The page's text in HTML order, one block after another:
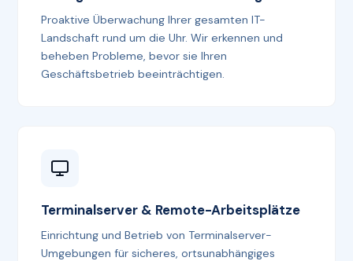
Proaktive Überwachung Ihrer gesamten IT-
Landschaft rund um die Uhr. Wir erkennen und
beheben Probleme, bevor sie Ihren
Geschäftsbetrieb beeinträchtigen.
Terminalserver & Remote-Arbeitsplätze
Einrichtung und Betrieb von Terminalserver-
Umgebungen für sicheres, ortsunabhängiges